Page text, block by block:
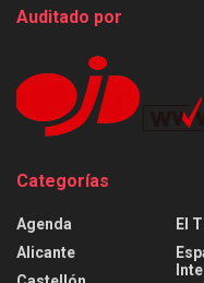
Auditado por
Categorías
Agenda
Alicante
El